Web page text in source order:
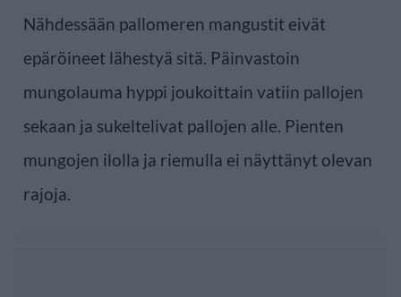
Nähdessään pallomeren mangustit eivät
epäröineet lähestyä sitä. Päinvastoin
mungolauma hyppi joukoittain vatiin pallojen
sekaan ja sukeltelivat pallojen alle. Pienten
mungojen ilolla ja riemulla ei näyttänyt olevan
rajoja.